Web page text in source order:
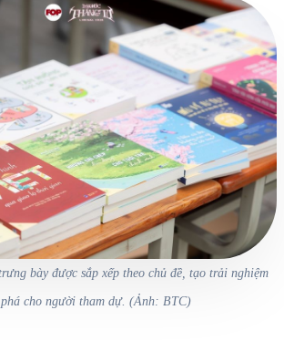
bày được sắp xếp theo chủ đề, tạo trải nghiệm
cho người tham dự. (Ảnh: BTC)